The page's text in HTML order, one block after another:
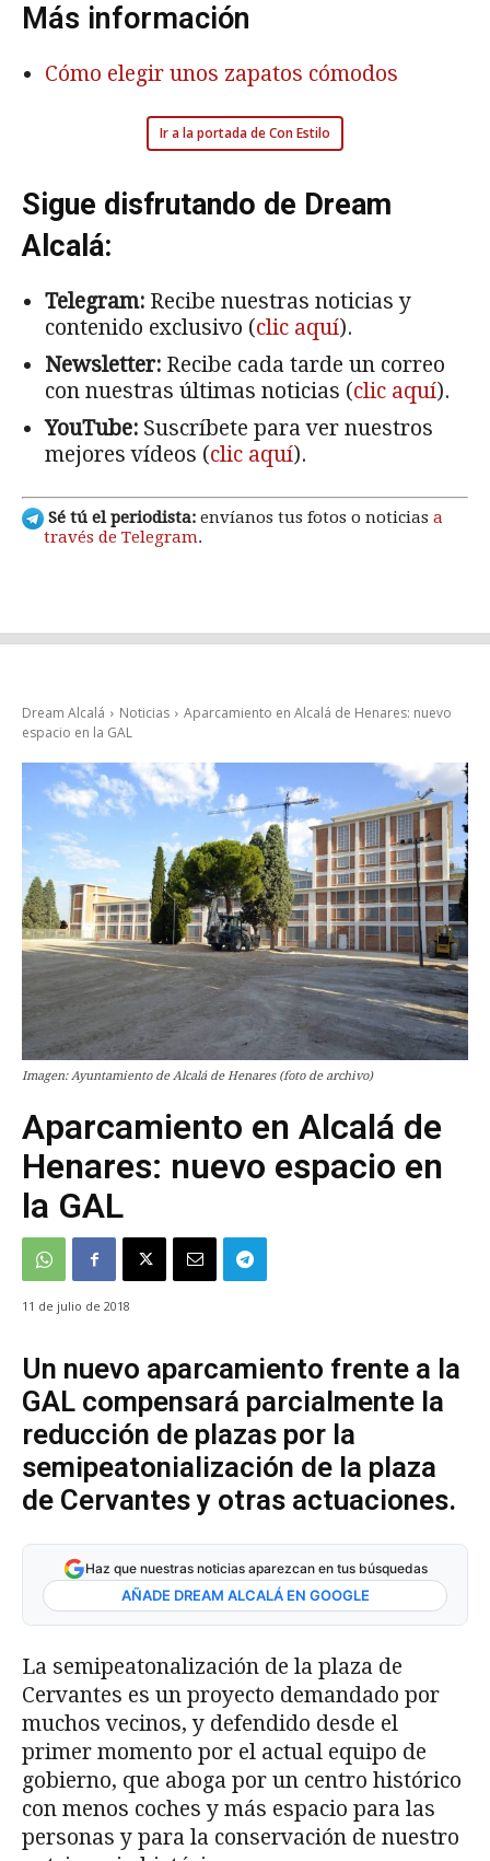
Más información
Cómo elegir unos zapatos cómodos
Ir a la portada de Con Estilo
Sigue disfrutando de Dream
Alcalá:
Telegram: Recibe nuestras noticias y
contenido exclusivo (clic aquí).
Newsletter: Recibe cada tarde un correo
con nuestras últimas noticias (clic aquí).
YouTube: Suscríbete para ver nuestros
mejores vídeos (clic aquí).
Sé tú el periodista: envíanos tus fotos o noticias a
través de Telegram.